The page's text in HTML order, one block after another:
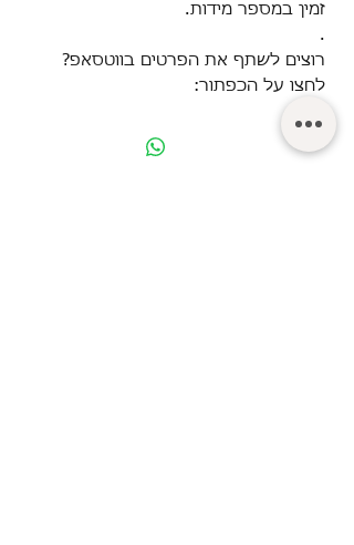
זמין במספר מידות.
.
רוצים לשתף את הפרטים בווטסאפ?
לחצו על הכפתור: